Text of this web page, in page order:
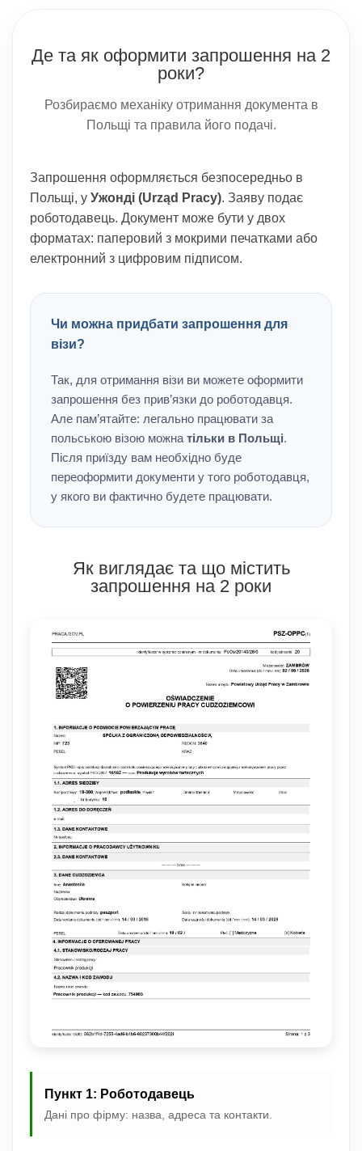
Де та як оформити запрошення на 2
роки?
Розбираємо механіку отримання документа в
Польщі та правила його подачі.
Запрошення оформляється безпосередньо в
Польщі, у Ужонді (Urząd Pracy). Заяву подає
роботодавець. Документ може бути у двох
форматах: паперовий з мокрими печатками або
електронний з цифровим підписом.
Чи можна придбати запрошення для
візи?
Так, для отримання візи ви можете оформити
запрошення без прив’язки до роботодавця.
Але пам’ятайте: легально працювати за
польською візою можна тільки в Польщі.
Після приїзду вам необхідно буде
переоформити документи у того роботодавця,
у якого ви фактично будете працювати.
Як виглядає та що містить
запрошення на 2 роки
Пункт 1: Роботодавець
Дані про фірму: назва, адреса та контакти.